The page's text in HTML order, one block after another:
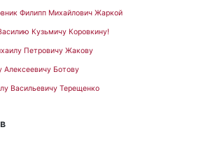
Филипп Михайлович Жаркой
Кузьмичу Коровкину!
Петровичу Жакову
Алексеевичу Ботову
Васильевичу Терещенко